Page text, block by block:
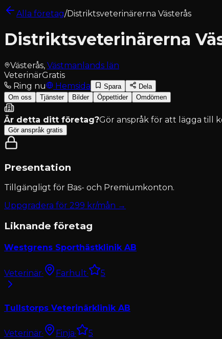
Alla företag/Distriktsveterinärerna Västerås
Distriktsveterinärerna
Västerås, Västmanlands län
VeterinärGratis
Ring nu
Hemsida Spara
Dela
Om oss
Tjänster Bilder Öppettider Omdömen
Är detta ditt företag?Gör anspråk för att lägga till
Gör anspråk gratis
Presentation
Tillgängligt för Bas- och Premiumkonton.
Uppgradera för 299 kr/mån →
Liknande företag
Westgrens Sporthästklinik AB
Veterinär· Farhult· 5
Tullstorps Veterinärklinik AB
Veterinär· Finja· 5